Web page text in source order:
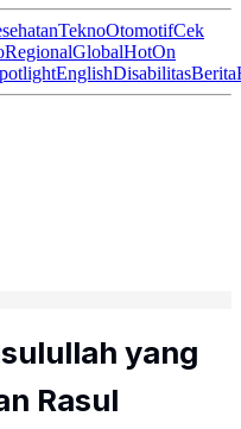
TeknoOtomotifCek
RegionalGlobalHotOn
EnglishDisabilitasBerita
yang
Rasul